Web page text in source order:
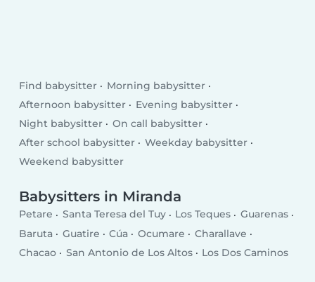
Find babysitter
Morning babysitter
Afternoon babysitter
Evening babysitter
Night babysitter
On call babysitter
After school babysitter
Weekday babysitter
Weekend babysitter
Babysitters in Miranda
Petare Santa Teresa del Tuy Los Teques
Guarenas
Baruta
Guatire Cúa Ocumare
Charallave
Chacao
San Antonio de Los Altos Los Dos Caminos